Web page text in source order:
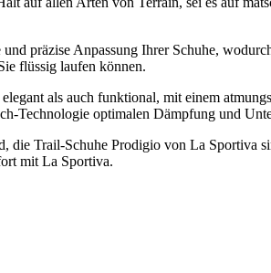
präzise Anpassung Ihrer Schuhe,
flüssig laufen können.
als auch funktional, mit einem
Technologie optimalen Dämpfung und
die Trail-Schuhe Prodigio von La Sportiva
mit La Sportiva.